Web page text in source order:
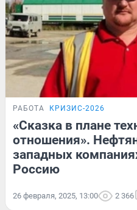
РАБОТА КРИЗИС-2026
«Сказка в плане
отношения».
западных
Россию
26 февраля, 2025, 13:00 2 366